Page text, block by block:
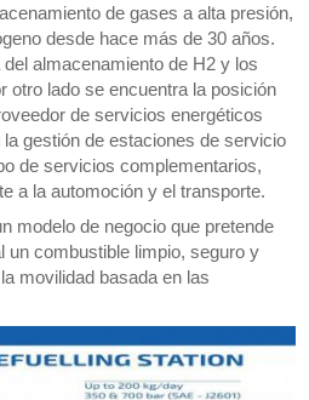
de gases a alta presión,
desde hace más de 30 años.
almacenamiento de H2 y los
otro lado se encuentra la posición
de servicios energéticos
gestión de estaciones de servicio
de servicios complementarios,
a la automoción y el transporte.
modelo de negocio que pretende
un combustible limpio, seguro y
movilidad basada en las